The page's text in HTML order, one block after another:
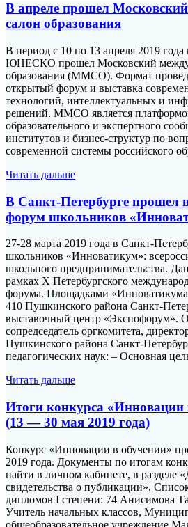
В апреле прошел
салон образования
В период с 10 по 13 апреля 2019
ЮНЕСКО прошел Московский
образования (ММСО). Формат
открытый форум и выставка
технологий, интеллектуальных и
решений. ММСО является
образовательного и экспертного
институтов и бизнес-структур по
современной системы российского
Читать дальше
В Санкт-Петербурге прошел
форум школьников
27-28 марта 2019 года в Санкт-
школьников «Инноватикум»:
школьного предпринимательства.
рамках X Петербургского
форума. Площадками
410 Пушкинского района Санкт-
выставочный центр «Экспофорум».
сопредседатель оргкомитета,
Пушкинского района Санкт-
педагогических наук: – Основная
Читать дальше
Итоги конкурса «Инновации
(13 — 30 мая 2019 года)
Конкурс «Инновации в обучении»
2019 года. Документы по итогам
найти в личном кабинете, в разделе
свидетельства о публикации».
дипломов I степени: 74 Анисимова
Учитель начальных классов,
общеобразовательное учреждение